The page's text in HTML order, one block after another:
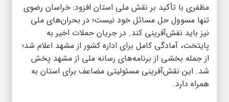
مظفری با تأکید بر نقش ملی استان افزود: خراسان رضوی
تنها مسوول حل مسائل خود نیست؛ در بحران‌های ملی
نیز باید نقش‌آفرینی کند. در جریان حملات اخیر به
پایتخت، آمادگی کامل برای اداره کشور از مشهد اعلام شد؛
از جمله بخشی از برنامه‌های رسانه ملی از مشهد پخش
شد. این نقش‌آفرینی مسئولیتی مضاعف برای استان به
همراه دارد.